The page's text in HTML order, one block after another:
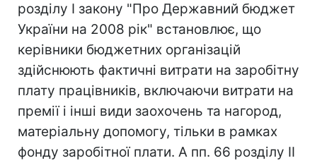
розділу I закону "Про Державний бюджет
України на 2008 рік" встановлює, що
керівники бюджетних організацій
здійснюють фактичні витрати на заробітну
плату працівників, включаючи витрати на
премії і інші види заохочень та нагород,
матеріальну допомогу, тільки в рамках
фонду заробітної плати. А пп. 66 розділу ІІ